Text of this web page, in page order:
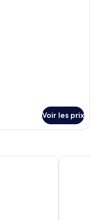
Voir les prix
The